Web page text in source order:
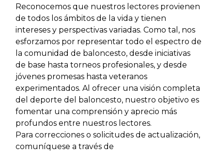
Reconocemos que nuestros lectores provienen
de todos los ámbitos de la vida y tienen
intereses y perspectivas variadas. Como tal, nos
esforzamos por representar todo el espectro de
la comunidad de baloncesto, desde iniciativas
de base hasta torneos profesionales, y desde
jóvenes promesas hasta veteranos
experimentados. Al ofrecer una visión completa
del deporte del baloncesto, nuestro objetivo es
fomentar una comprensión y aprecio más
profundos entre nuestros lectores.
Para correcciones o solicitudes de actualización,
comuníquese a través de